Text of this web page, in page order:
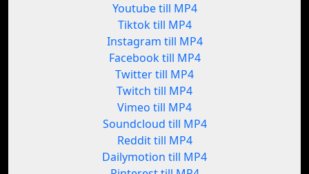
Youtube till MP4
Tiktok till MP4
Instagram till MP4
Facebook till MP4
Twitter till MP4
Twitch till MP4
Vimeo till MP4
Soundcloud till MP4
Reddit till MP4
Dailymotion till MP4